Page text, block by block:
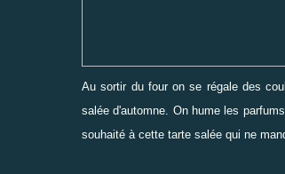
Au sortir du four on se régale des
salée d'automne. On hume les
souhaité à cette tarte salée qui ne